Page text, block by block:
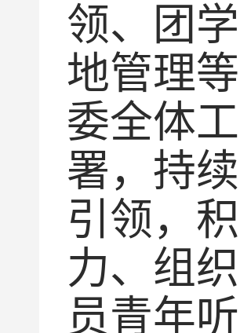
领、团
地管理
委全体
署，持
引领，
力、组
员青年